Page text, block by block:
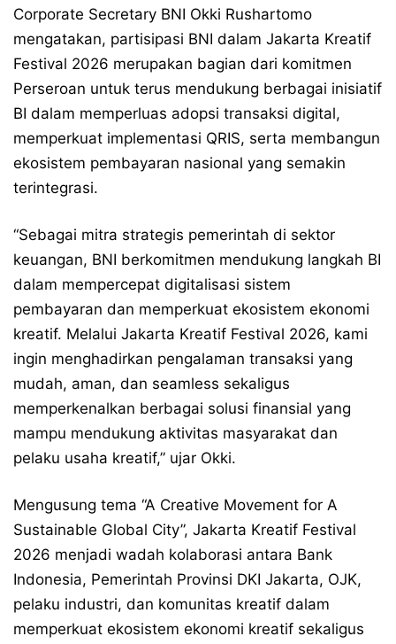
Corporate Secretary BNI Okki Rushartomo
mengatakan, partisipasi BNI dalam Jakarta Kreatif
Festival 2026 merupakan bagian dari komitmen
Perseroan untuk terus mendukung berbagai inisiatif
BI dalam memperluas adopsi transaksi digital,
memperkuat implementasi QRIS, serta membangun
ekosistem pembayaran nasional yang semakin
terintegrasi.
“Sebagai mitra strategis pemerintah di sektor
keuangan, BNI berkomitmen mendukung langkah BI
dalam mempercepat digitalisasi sistem
pembayaran dan memperkuat ekosistem ekonomi
kreatif. Melalui Jakarta Kreatif Festival 2026, kami
ingin menghadirkan pengalaman transaksi yang
mudah, aman, dan seamless sekaligus
memperkenalkan berbagai solusi finansial yang
mampu mendukung aktivitas masyarakat dan
pelaku usaha kreatif,” ujar Okki.
Mengusung tema “A Creative Movement for A
Sustainable Global City”, Jakarta Kreatif Festival
2026 menjadi wadah kolaborasi antara Bank
Indonesia, Pemerintah Provinsi DKI Jakarta, OJK,
pelaku industri, dan komunitas kreatif dalam
memperkuat ekosistem ekonomi kreatif sekaligus